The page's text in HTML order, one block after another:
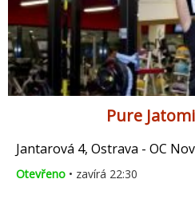
Pure
Jantarová 4, Ostrava - OC
Otevřeno • zavírá 22:30